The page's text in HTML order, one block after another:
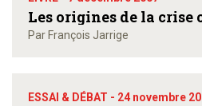
Les origines de la
Par François Jarrige
ESSAI & DÉBAT - 24 novembre